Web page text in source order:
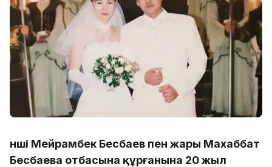
Әнші Мейрамбек Бесбаев пен жары Махаббат
Бесбаева отбасына құрғанына 20 жыл